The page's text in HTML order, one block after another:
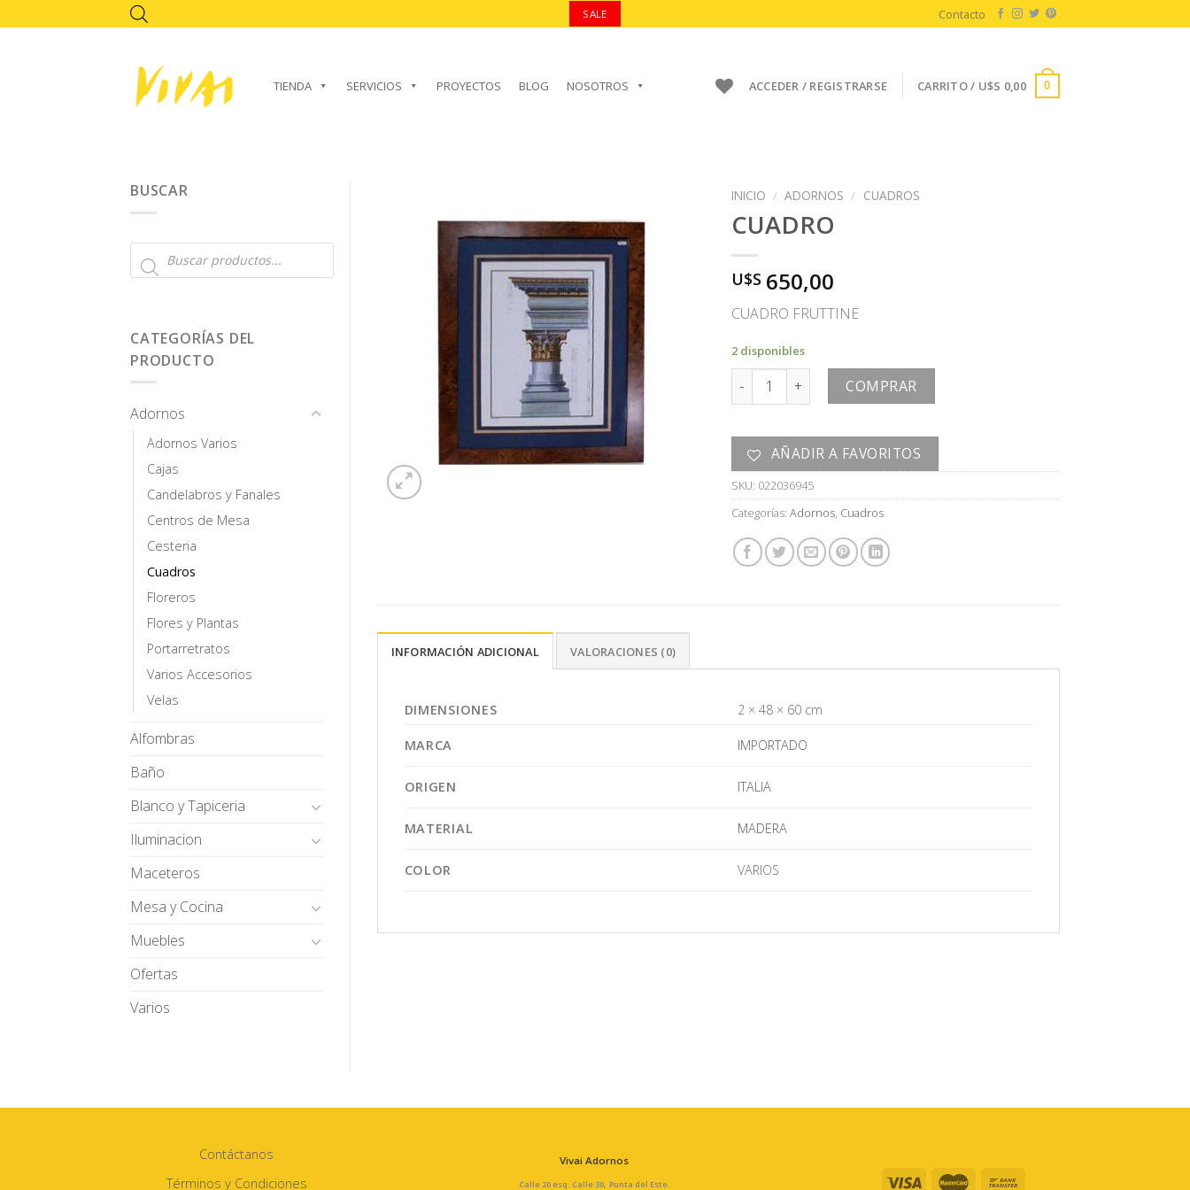
to
SALE Contacto
TIENDA SERVICIOS PROYECTOS BLOG NOSOTROS ACCEDER / REGISTRARSE CARRITO / U$S 0,00 0
BUSCAR
Búsqueda
de
CATEGORÍAS DEL
PRODUCTO
Adornos
Adornos Varios
Cajas
Candelabros y Fanales
Centros de Mesa
Cesteria
Cuadros
Floreros
Flores y Plantas
Portarretratos
Varios Accesorios
Velas
Alfombras
Baño
Blanco y Tapiceria
Iluminacion
Maceteros
Mesa y Cocina
Muebles
Ofertas
Varios
AÑADIR A
FAVORITOS
INICIO / ADORNOS / CUADROS
CUADRO
U$S 650,00
CUADRO FRUTTINE
2 disponibles
CUADRO cantidad COMPRAR
AÑADIR A FAVORITOS
SKU: 022036945
Categorías:Adornos, Cuadros
INFORMACIÓN ADICIONAL VALORACIONES (0)
DIMENSIONES 2 × 48 × 60 cm
MARCA IMPORTADO
ORIGEN ITALIA
MATERIAL MADERA
COLOR VARIOS
Contáctanos
Términos y Condiciones
Vivai Adornos
Calle 20 esq. Calle 30, Punta del Este.